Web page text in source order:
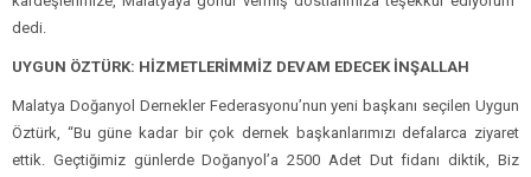
dedi.
UYGUN ÖZTÜRK: HİZMETLERİMMİZ DEVAM EDECEK İNŞALLAH
Malatya Doğanyol Dernekler Federasyonu’nun yeni başkanı seçilen Uygun
Öztürk, “Bu güne kadar bir çok dernek başkanlarımızı defalarca ziyaret
ettik. Geçtiğimiz günlerde Doğanyol’a 2500 Adet Dut fidanı diktik, Biz